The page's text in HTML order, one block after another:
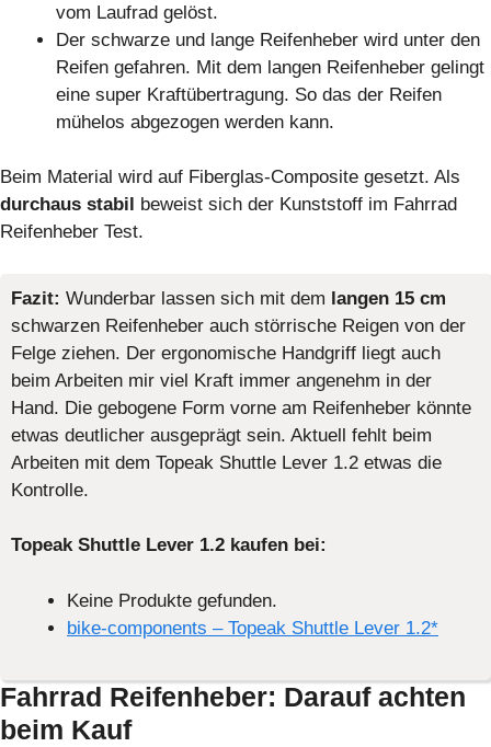
vom Laufrad gelöst.
Der schwarze und lange Reifenheber wird unter den
Reifen gefahren. Mit dem langen Reifenheber gelingt
eine super Kraftübertragung. So das der Reifen
mühelos abgezogen werden kann.
Beim Material wird auf Fiberglas-Composite gesetzt. Als
durchaus stabil
beweist sich der Kunststoff im Fahrrad
Reifenheber Test.
Fazit: Wunderbar lassen sich mit dem langen 15 cm
schwarzen Reifenheber auch störrische Reigen von der
Felge ziehen. Der ergonomische Handgriff liegt auch
beim Arbeiten mir viel Kraft immer angenehm in der
Hand. Die gebogene Form vorne am Reifenheber könnte
etwas deutlicher ausgeprägt sein. Aktuell fehlt beim
Arbeiten mit dem Topeak Shuttle Lever 1.2 etwas die
Kontrolle.
Topeak Shuttle Lever 1.2 kaufen bei:
Keine Produkte gefunden.
bike-components – Topeak Shuttle Lever 1.2*
Fahrrad Reifenheber: Darauf achten
beim Kauf